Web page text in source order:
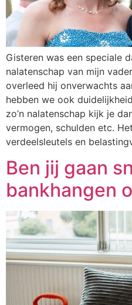
Gisteren was een speciale
nalatenschap van mijn
overleed hij onverwachts
hebben we ook
zo’n nalatenschap kijk je
vermogen, schulden etc.
verdeelsleutels en
Ben jij gaan
bankhangen